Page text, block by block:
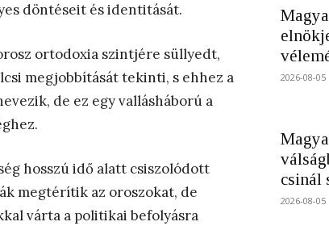
döntéseit és identitását.
ortodoxia szintjére süllyedt,
megjobbítását tekinti, s ehhez a
de ez egy vallásháború a
hosszú idő alatt csiszolódott
megtérítik az oroszokat, de
várta a politikai befolyásra
2026-08-05
csinál
2026-08-05